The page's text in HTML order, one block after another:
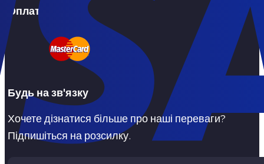
Оплата:
Будь на зв'язку
Хочете дізнатися більше про наші переваги?
Підпишіться на розсилку.